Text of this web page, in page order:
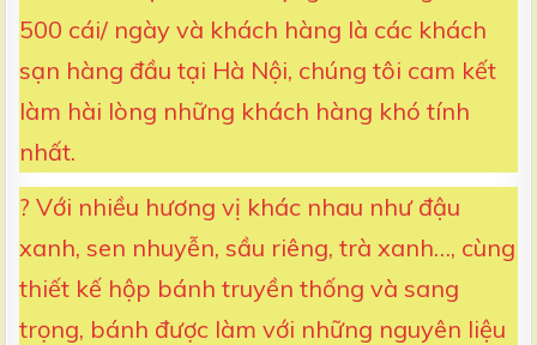
500 cái/ ngày và khách hàng là các khách
sạn hàng đầu tại Hà Nội, chúng tôi cam kết
làm hài lòng những khách hàng khó tính
nhất.
? Với nhiều hương vị khác nhau như đậu
xanh, sen nhuyễn, sầu riêng, trà xanh…, cùng
thiết kế hộp bánh truyền thống và sang
trọng, bánh được làm với những nguyên liệu